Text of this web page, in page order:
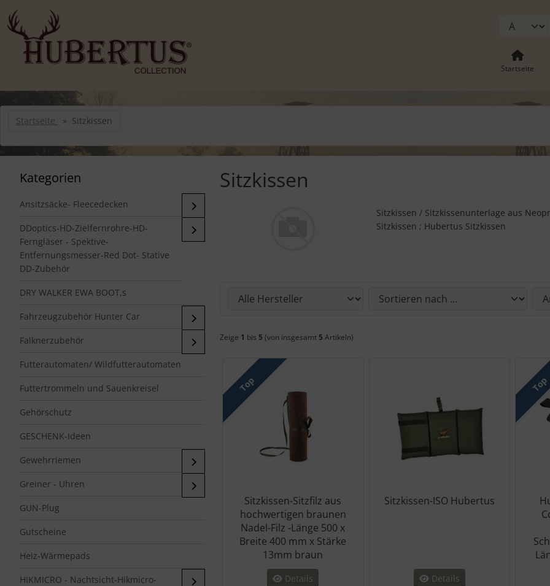
Sprungnavigation
Springe zur Navigation
Springe zum Inhalt
Springe zum Login-Button
Springe zu den allgemeinen Informationen
Startseite
Startseite Sitzkissen
Kategorien
Ansitzsäcke- Fleecedecken
DDoptics-HD-Zielfernrohre-HD-
Ferngläser - Spektive-
Entfernungsmesser-Red Dot- Stative
DD-Zubehör
DRY WALKER EWA BOOT,s
Fahrzeugzubehör Hunter Car
Falknerzubehör
Futterautomaten/ Wildfutterautomaten
Futtertrommeln und Sauenkreisel
Gehörschutz
GESCHENK-Ideen
Gewehrriemen
Greiner - Uhren
GUN-Plug
Gutscheine
Heiz-Wärmepads
HIKMICRO - Nachtsicht-Hikmicro-
Sitzkissen
Sitzkissen / Sitzkissenunterlage aus
Sitzkissen ; Hubertus Sitzkissen
Zeige 1 bis 5 (von insgesamt 5 Artikeln)
Top
Sitzkissen-Sitzfilz aus
hochwertigen braunen
Nadel-Filz -Länge 500 x
Breite 400 mm x Stärke
13mm braun
Details
Sitzkissen-ISO Hubertus
Details
Top